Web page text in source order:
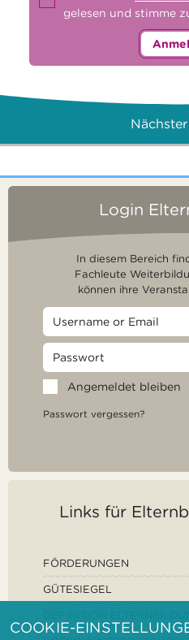
gelesen und stimme
Login
In diesem Bereich
Fachleute
können ihre
Angemeldet bleiben
Passwort vergessen?
Links für
FÖRDERUNGEN
GÜTESIEGEL
COOKIE-